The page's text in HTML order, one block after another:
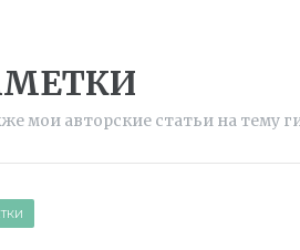
мои авторские статьи на тему